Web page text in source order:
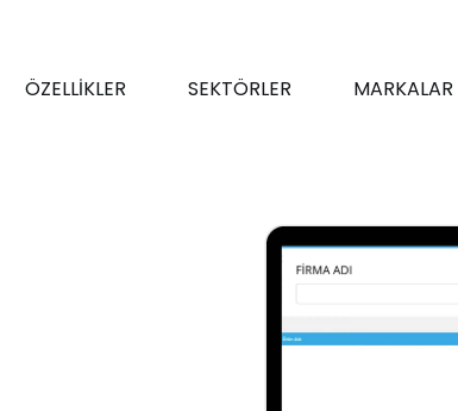
ÖZELLİKLER SEKTÖRLER MARKALAR